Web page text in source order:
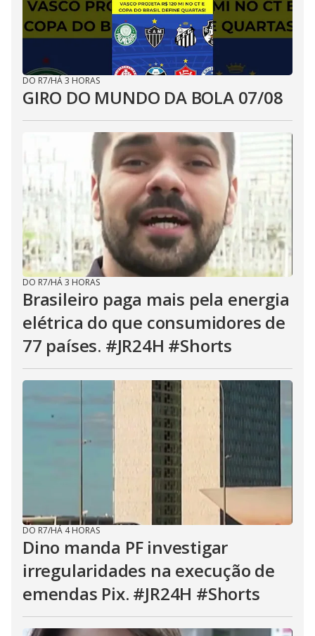
DO R7/HÁ 3 HORAS
GIRO DO MUNDO DA BOLA 07/08
DO R7/HÁ 3 HORAS
Brasileiro paga mais pela energia
elétrica do que consumidores de
77 países. #JR24H #Shorts
DO R7/HÁ 4 HORAS
Dino manda PF investigar
irregularidades na execução de
emendas Pix. #JR24H #Shorts